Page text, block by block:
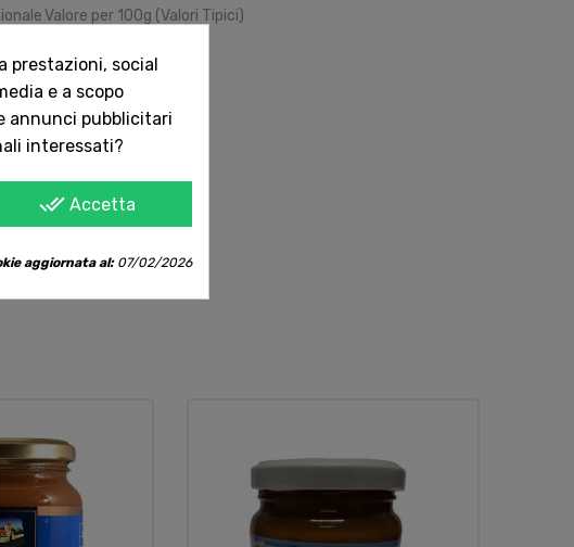
Valore per 100g (Valori Tipici)
0g
0g
g
45
0g
0.03g
prestazioni, social
e a scopo
annunci pubblicitari
interessati?
done_all Accetta
aggiornata al:07/02/2026